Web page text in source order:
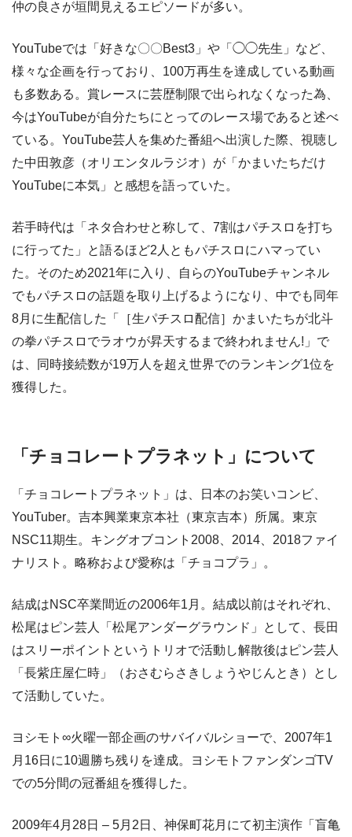
仲の良さが垣間見えるエピソードが多い。
YouTubeでは「好きな〇〇Best3」や「◯◯先生」など、
様々な企画を行っており、100万再生を達成している動画
も多数ある。賞レースに芸歴制限で出られなくなった為、
今はYouTubeが自分たちにとってのレース場であると述べ
ている。YouTube芸人を集めた番組へ出演した際、視聴し
た中田敦彦（オリエンタルラジオ）が「かまいたちだけ
YouTubeに本気」と感想を語っていた。
若手時代は「ネタ合わせと称して、7割はパチスロを打ち
に行ってた」と語るほど2人ともパチスロにハマってい
た。そのため2021年に入り、自らのYouTubeチャンネル
でもパチスロの話題を取り上げるようになり、中でも同年
8月に生配信した「［生パチスロ配信］かまいたちが北斗
の拳パチスロでラオウが昇天するまで終われません!」で
は、同時接続数が19万人を超え世界でのランキング1位を
獲得した。
「チョコレートプラネット」について
「チョコレートプラネット」は、日本のお笑いコンビ、
YouTuber。吉本興業東京本社（東京吉本）所属。東京
NSC11期生。キングオブコント2008、2014、2018ファイ
ナリスト。略称および愛称は「チョコプラ」。
結成はNSC卒業間近の2006年1月。結成以前はそれぞれ、
松尾はピン芸人「松尾アンダーグラウンド」として、長田
はスリーポイントというトリオで活動し解散後はピン芸人
「長紫庄屋仁時」（おさむらさきしょうやじんとき）とし
て活動していた。
ヨシモト∞火曜一部企画のサバイバルショーで、2007年1
月16日に10週勝ち残りを達成。ヨシモトファンダンゴTV
での5分間の冠番組を獲得した。
2009年4月28日 – 5月2日、神保町花月にて初主演作「盲亀